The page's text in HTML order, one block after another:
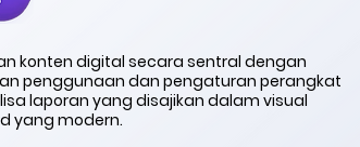
konten digital secara sentral dengan
penggunaan dan pengaturan perangkat
laporan yang disajikan dalam visual
yang modern.